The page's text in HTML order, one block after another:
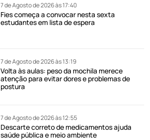
7 de Agosto de 2026 às 17:40
Fies começa a convocar nesta sexta
estudantes em lista de espera
7 de Agosto de 2026 às 13:19
Volta às aulas: peso da mochila merece
atenção para evitar dores e problemas de
postura
7 de Agosto de 2026 às 12:55
Descarte correto de medicamentos ajuda
saúde pública e meio ambiente